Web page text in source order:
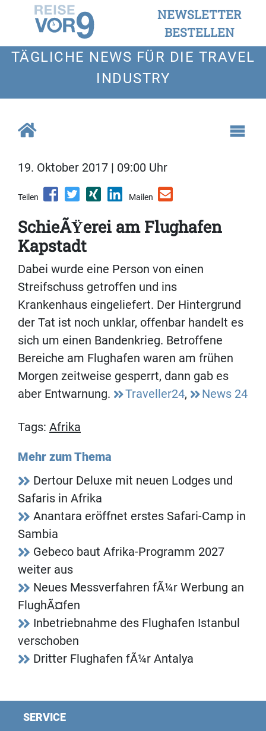
NEWSLETTER
BESTELLEN
TÄGLICHE NEWS FÜR DIE TRAVEL
INDUSTRY
19. Oktober 2017 | 09:00 Uhr
Teilen Mailen
SchieÃŸerei am Flughafen
Kapstadt
Dabei wurde eine Person von einen
Streifschuss getroffen und ins
Krankenhaus eingeliefert. Der Hintergrund
der Tat ist noch unklar, offenbar handelt es
sich um einen Bandenkrieg. Betroffene
Bereiche am Flughafen waren am frühen
Morgen zeitweise gesperrt, dann gab es
aber Entwarnung.
Traveller24, News 24
Tags: Afrika
Mehr zum Thema
Dertour Deluxe mit neuen Lodges und
Safaris in Afrika
Anantara eröffnet erstes Safari-Camp in
Sambia
Gebeco baut Afrika-Programm 2027
weiter aus
Neues Messverfahren fÃ¼r Werbung an
FlughÃ¤fen
Inbetriebnahme des Flughafen Istanbul
verschoben
Dritter Flughafen fÃ¼r Antalya
SERVICE